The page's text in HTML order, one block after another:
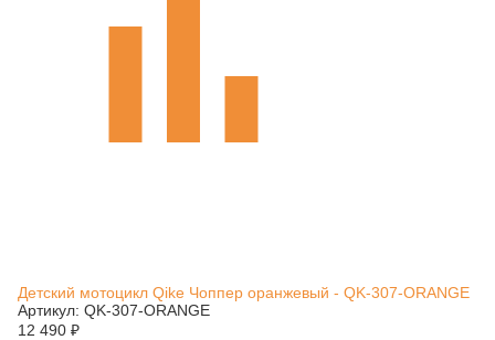
Детский мотоцикл Qike Чоппер оранжевый - QK-307-ORANGE
Артикул: QK-307-ORANGE
12 490 ₽